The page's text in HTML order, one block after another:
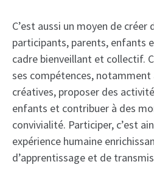
C’est aussi un moyen de
participants, parents, enfants
cadre bienveillant et collectif.
ses compétences,
créatives, proposer des
enfants et contribuer à des
convivialité. Participer, c’est
expérience humaine
d’apprentissage et de